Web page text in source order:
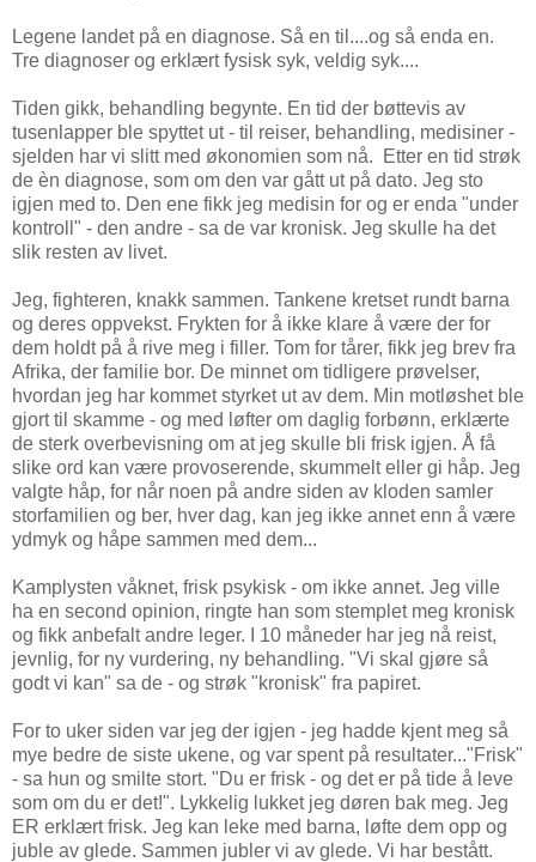
Legene landet på en diagnose. Så en til....og så enda en.
Tre diagnoser og erklært fysisk syk, veldig syk....
Tiden gikk, behandling begynte. En tid der bøttevis av
tusenlapper ble spyttet ut - til reiser, behandling, medisiner -
sjelden har vi slitt med økonomien som nå. Etter en tid strøk
de èn diagnose, som om den var gått ut på dato. Jeg sto
igjen med to. Den ene fikk jeg medisin for og er enda "under
kontroll" - den andre - sa de var kronisk. Jeg skulle ha det
slik resten av livet.
Jeg, fighteren, knakk sammen. Tankene kretset rundt barna
og deres oppvekst. Frykten for å ikke klare å være der for
dem holdt på å rive meg i filler. Tom for tårer, fikk jeg brev fra
Afrika, der familie bor. De minnet om tidligere prøvelser,
hvordan jeg har kommet styrket ut av dem. Min motløshet ble
gjort til skamme - og med løfter om daglig forbønn, erklærte
de sterk overbevisning om at jeg skulle bli frisk igjen. Å få
slike ord kan være provoserende, skummelt eller gi håp. Jeg
valgte håp, for når noen på andre siden av kloden samler
storfamilien og ber, hver dag, kan jeg ikke annet enn å være
ydmyk og håpe sammen med dem...
Kamplysten våknet, frisk psykisk - om ikke annet. Jeg ville
ha en second opinion, ringte han som stemplet meg kronisk
og fikk anbefalt andre leger. I 10 måneder har jeg nå reist,
jevnlig, for ny vurdering, ny behandling. "Vi skal gjøre så
godt vi kan" sa de - og strøk "kronisk" fra papiret.
For to uker siden var jeg der igjen - jeg hadde kjent meg så
mye bedre de siste ukene, og var spent på resultater..."Frisk"
- sa hun og smilte stort. "Du er frisk - og det er på tide å leve
som om du er det!". Lykkelig lukket jeg døren bak meg. Jeg
ER erklært frisk. Jeg kan leke med barna, løfte dem opp og
juble av glede. Sammen jubler vi av glede. Vi har bestått.